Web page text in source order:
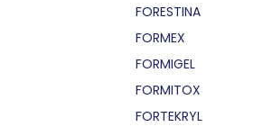
FORESTINA
FORMEX
FORMIGEL
FORMITOX
FORTEKRYL